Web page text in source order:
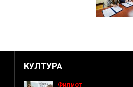
КУЛТУРА
Филмот